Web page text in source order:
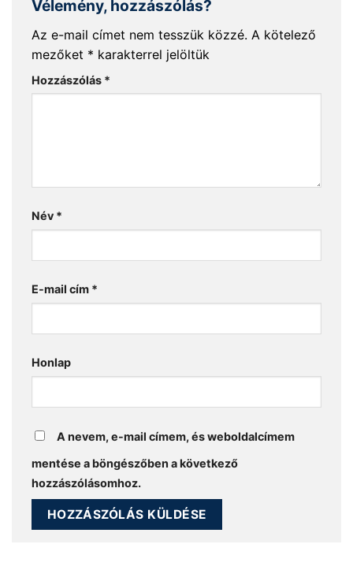
Vélemény, hozzászólás?
Az e-mail címet nem tesszük közzé. A kötelező
mezőket * karakterrel jelöltük
Hozzászólás *
Név *
E-mail cím *
Honlap
A nevem, e-mail címem, és weboldalcímem
mentése a böngészőben a következő
hozzászólásomhoz.